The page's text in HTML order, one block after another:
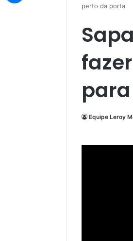
perto da porta
Equipe Leroy